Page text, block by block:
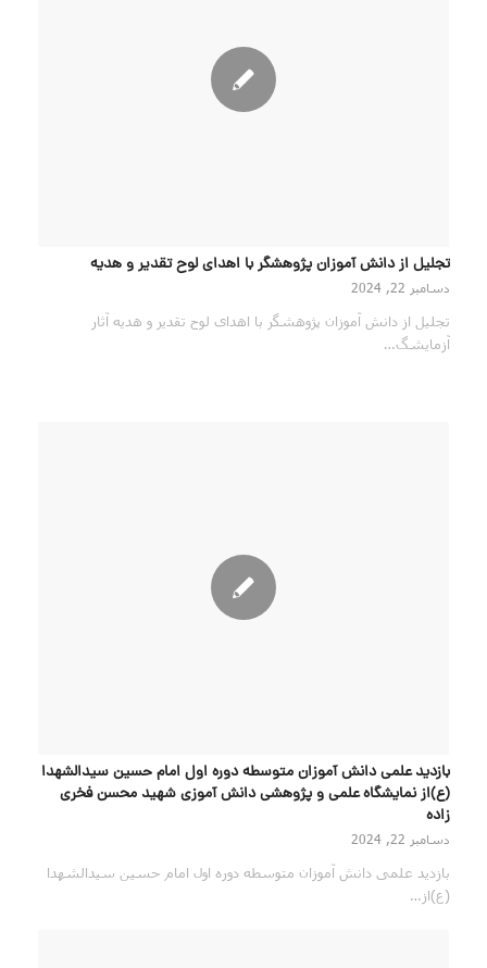
تجلیل از دانش آموزان پژوهشگر با اهدای لوح تقدیر و هدیه
دسامبر 22, 2024
تجلیل از دانش آموزان پژوهشگر با اهدای لوح تقدیر و هدیه آثار
آزمایشگ…
بازدید علمی دانش آموزان متوسطه دوره اول امام حسین سیدالشهدا
(ع)از نمایشگاه علمی و پژوهشی دانش آموزی شهید محسن فخری
زاده
دسامبر 22, 2024
بازدید علمی دانش آموزان متوسطه دوره اول امام حسین سیدالشهدا
(ع)از…